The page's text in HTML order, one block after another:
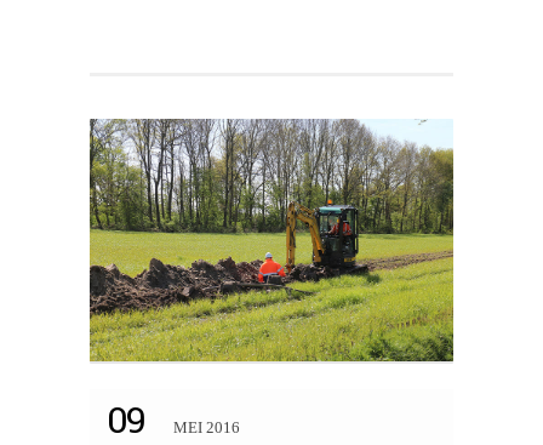
09 MEI 2016